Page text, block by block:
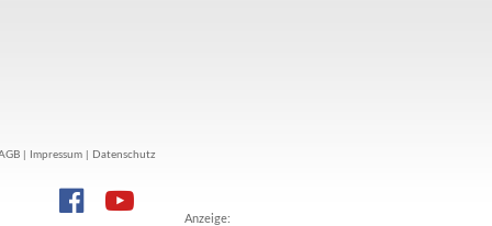
Anzeige:
Impressum Datenschutz